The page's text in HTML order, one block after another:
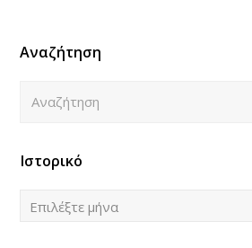
Αναζήτηση
Ιστορικό
Ιστορικό
Επιλέξτε μήνα